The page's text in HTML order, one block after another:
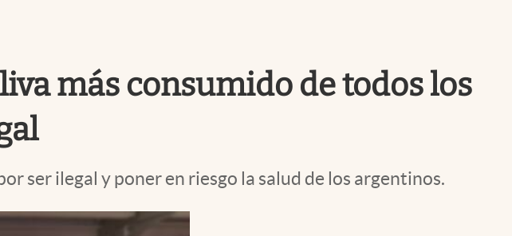
más consumido de todos los
ser ilegal y poner en riesgo la salud de los argentinos.